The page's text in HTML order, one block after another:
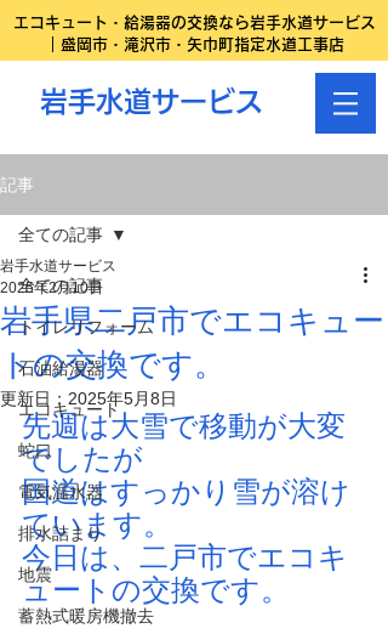
エコキュート・給湯器の交換なら岩手水道サービス
｜盛岡市・滝沢市・矢巾町指定水道工事店
岩手水道サービス
記事
全ての記事
トイレリフォーム
石油給湯器
エコキュート
蛇口
電気温水器
排水詰まり
地震
蓄熱式暖房機撤去
全ての記事
岩手県二戸市でエコキュー
トの交換です。
岩手水道サービス
2025年2月10日
更新日： 2025年5月8日
先週は大雪で移動が大変
でしたが
国道はすっかり雪が溶け
ています。
今日は、二戸市でエコキ
ュートの交換です。